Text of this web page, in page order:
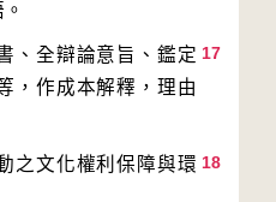
17
全辯論意旨、鑑定
，作成本解釋，理由
18
之文化權利保障與環